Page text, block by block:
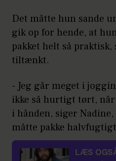
Det måtte hun sande
gik op for hende, at
pakket helt så praktisk,
tiltænkt.
- Jeg går meget i
ikke så hurtigt tørt, når
i hånden, siger
måtte pakke
LÆS